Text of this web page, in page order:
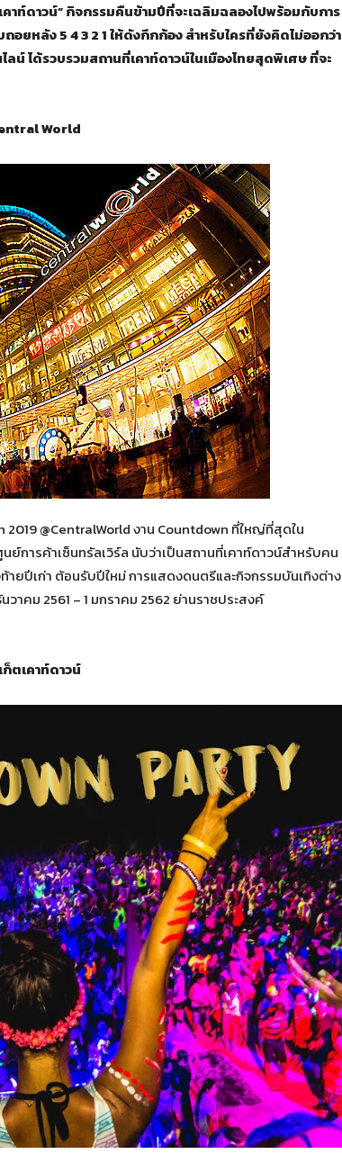
าท์ดาวน์” กิจกรรมคืนข้ามปีที่จะเฉลิมฉลองไปพร้อมกับการ
ยหลัง 5 4 3 2 1 ให้ดังกึกก้อง สำหรับใครที่ยังคิดไม่ออกว่า
น์ ได้รวบรวมสถานที่เคาท์ดาวน์ในเมืองไทยสุดพิเศษ ที่จะ
World
@CentralWorld งาน Countdown ที่ใหญ่ที่สุดใน
ย์การค้าเซ็นทรัลเวิร์ล นับว่าเป็นสถานที่เคาท์ดาวน์สำหรับคน
ยปีเก่า ต้อนรับปีใหม่ การแสดงดนตรีและกิจกรรมบันเทิงต่าง
าคม 2561 – 1 มกราคม 2562 ย่านราชประสงค์
ตเคาท์ดาวน์